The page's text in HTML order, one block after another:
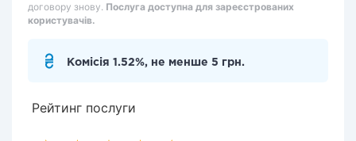
договору знову. Послуга доступна для зареєстрованих
користувачів.
Комісія 1.52%, не менше 5 грн.
Рейтинг послуги